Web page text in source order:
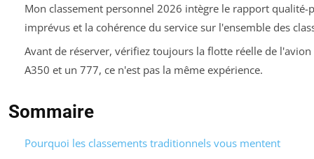
Mon classement personnel 2026 intègre le rapport qualité-
imprévus et la cohérence du service sur l'ensemble des
Avant de réserver, vérifiez toujours la flotte réelle de
A350 et un 777, ce n'est pas la même expérience.
Sommaire
Pourquoi les classements traditionnels vous mentent